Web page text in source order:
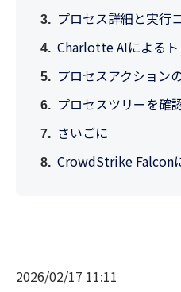
プロセス詳細と実行
Charlotte AIによる
プロセスアクション
プロセスツリーを確
さいごに
CrowdStrike Falcon
2026/02/17 11:11